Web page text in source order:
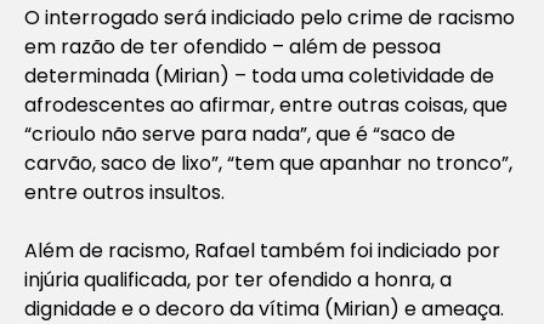
O interrogado será indiciado pelo crime de racismo
em razão de ter ofendido – além de pessoa
determinada (Mirian) – toda uma coletividade de
afrodescentes ao afirmar, entre outras coisas, que
“crioulo não serve para nada”, que é “saco de
carvão, saco de lixo”, “tem que apanhar no tronco”,
entre outros insultos.
Além de racismo, Rafael também foi indiciado por
injúria qualificada, por ter ofendido a honra, a
dignidade e o decoro da vítima (Mirian) e ameaça.